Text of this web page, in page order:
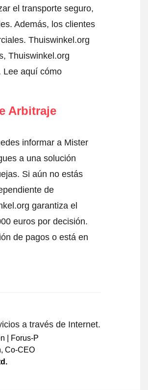
el transporte seguro,
Además, los clientes
Thuiswinkel.org
Thuiswinkel.org
Lee aquí cómo
Arbitraje
informar a Mister
a una solución
Si aún no estás
de
garantiza el
euros por decisión.
de pagos o está en
a través de Internet.
, Co-CEO